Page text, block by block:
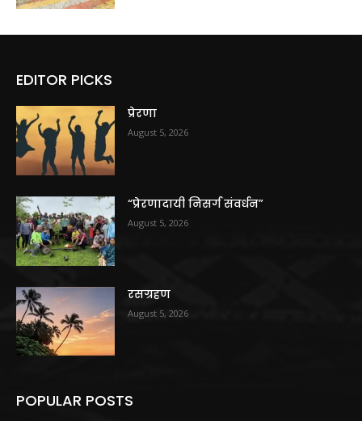
EDITOR PICKS
प्रेरणा
August 5, 2026
“प्रेरणादायी निसर्ग संवर्धन”
August 5, 2026
रसग्रहण
August 5, 2026
POPULAR POSTS